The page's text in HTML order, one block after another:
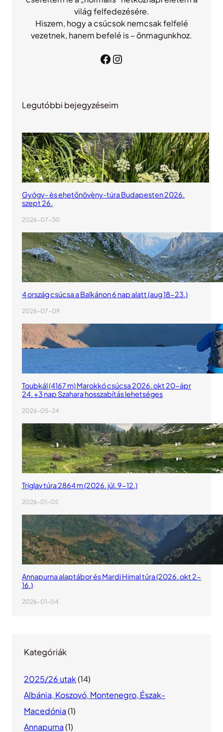
világ felfedezésére.
Hiszem, hogy a csúcsok nemcsak felfelé
vezetnek, hanem befelé is – önmagunkhoz.
Facebook Instagram
Legutóbbi bejegyzéseim
Gyógy- ès ehetőnövèny-túra Budapesten 2026.
szept 26.
2026-07-30
4 ország csúcsa a Balkánon 6 nap alatt (aug 18-23.)
2026-07-09
Toubkál (4167 m) Marokkó csúcsa 2026. okt 20-ápr
24. +3 nap Szahara hosszabítás lehetséges
2026-05-24
Triglav túra 2864 m (2026. júl. 9-12.)
2026-01-05
Annapurna alaptábor és Mardi Himal túra (2026. okt 2-
16.)
2026-01-04
Kategóriák
2025/26 utak(14)
Albánia, Koszovó, Montenegro, Észak-
Macedónia(1)
Annapurna(1)